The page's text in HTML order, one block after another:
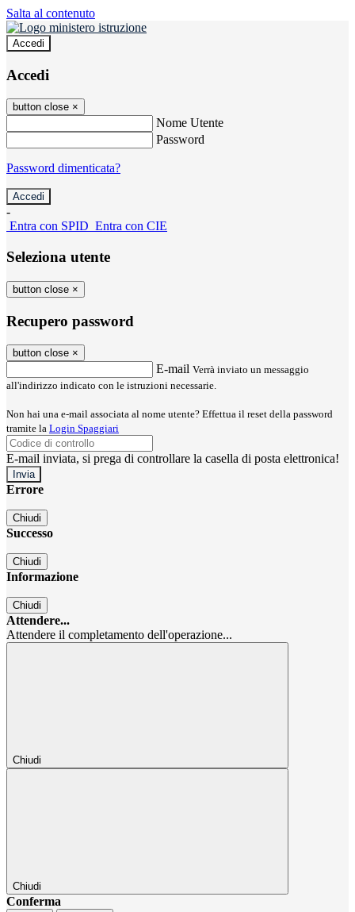
Salta al contenuto
Accedi
Accedi
button close ×
Nome Utente
Password
Password dimenticata?
-
Entra con SPID Entra con CIE
Seleziona utente
button close ×
Recupero password
button close ×
E-mail Verrà inviato un messaggio
all'indirizzo indicato con le istruzioni necessarie.
Non hai una e-mail associata al nome utente? Effettua il reset della password
tramite la Login Spaggiari
E-mail inviata, si prega di controllare la casella di posta elettronica!
Errore
Chiudi
Successo
Chiudi
Informazione
Chiudi
Attendere...
Attendere il completamento dell'operazione...
Chiudi
Chiudi
Conferma